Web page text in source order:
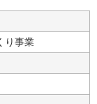
り事業